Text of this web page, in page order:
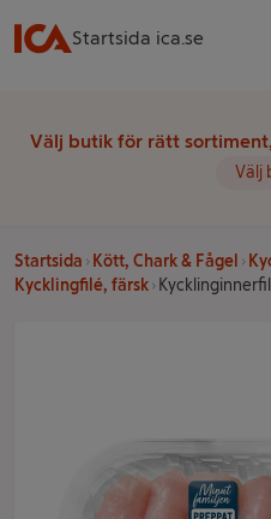
Startsida ica.se
Välj butik för rätt
Välj
Startsida Kött, Chark & Fågel
Kycklingfilé, färsk